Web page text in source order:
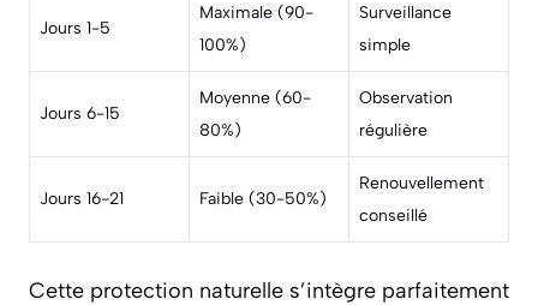
Jours 1-5
Maximale (90-
100%)
Surveillance
simple
Jours 6-15
Moyenne (60-
80%)
Observation
régulière
Jours 16-21 Faible (30-50%)
Renouvellement
conseillé
Cette protection naturelle s’intègre parfaitement